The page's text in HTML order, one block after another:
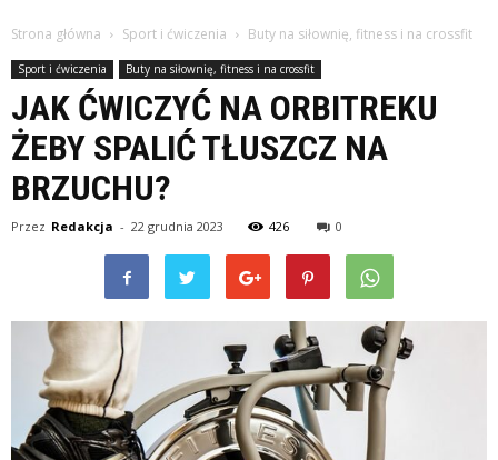
Strona główna Sport i ćwiczenia Buty na siłownię, fitness i na crossfit
Sport i ćwiczenia Buty na siłownię, fitness i na crossfit
JAK ĆWICZYĆ NA ORBITREKU
ŻEBY SPALIĆ TŁUSZCZ NA
BRZUCHU?
Przez Redakcja - 22 grudnia 2023 426 0